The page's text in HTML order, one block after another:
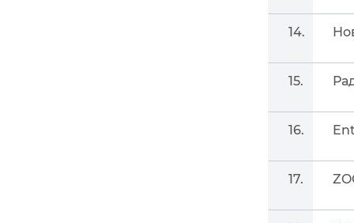
14.
15.
16.
17.